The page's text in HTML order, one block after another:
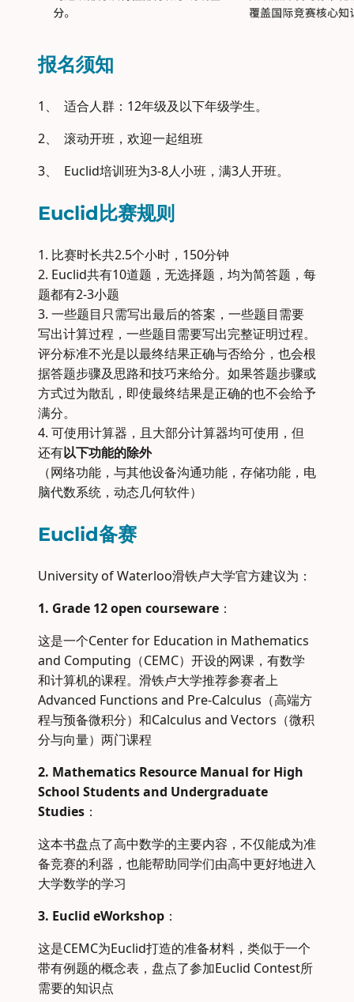
报名须知
1、 适合人群：12年级及以下年级学生。
2、 滚动开班，欢迎一起组班
3、 Euclid培训班为3-8人小班，满3人开班。
Euclid比赛规则
1. 比赛时长共2.5个小时，150分钟
2. Euclid共有10道题，无选择题，均为简答题，每
题都有2-3小题
3. 一些题目只需写出最后的答案，一些题目需要
写出计算过程，一些题目需要写出完整证明过程。
评分标准不光是以最终结果正确与否给分，也会根
据答题步骤及思路和技巧来给分。如果答题步骤或
方式过为散乱，即使最终结果是正确的也不会给予
满分。
4. 可使用计算器，且大部分计算器均可使用，但
还有以下功能的除外
（网络功能，与其他设备沟通功能，存储功能，电
脑代数系统，动态几何软件）
Euclid备赛
University of Waterloo滑铁卢大学官方建议为：
1. Grade 12 open courseware ：
这是一个Center for Education in Mathematics
and Computing（CEMC）开设的网课，有数学
和计算机的课程。滑铁卢大学推荐参赛者上
Advanced Functions and Pre-Calculus（高端方
程与预备微积分）和Calculus and Vectors（微积
分与向量）两门课程
2. Mathematics Resource Manual for High
School Students and Undergraduate
Studies ：
这本书盘点了高中数学的主要内容，不仅能成为准
备竞赛的利器，也能帮助同学们由高中更好地进入
大学数学的学习
3. Euclid eWorkshop ：
这是CEMC为Euclid打造的准备材料，类似于一个
带有例题的概念表，盘点了参加Euclid Contest所
需要的知识点